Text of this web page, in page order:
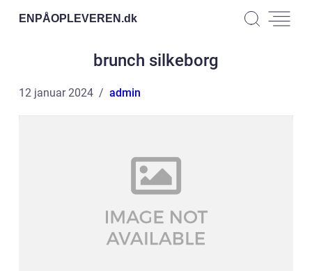
ENPÅOPLEVEREN.dk
brunch silkeborg
12 januar 2024 admin